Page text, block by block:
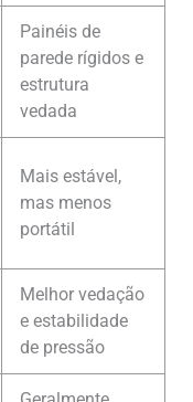
Painéis de
parede rígidos e
estrutura
vedada
Mais estável,
mas menos
portátil
Melhor vedação
e estabilidade
de pressão